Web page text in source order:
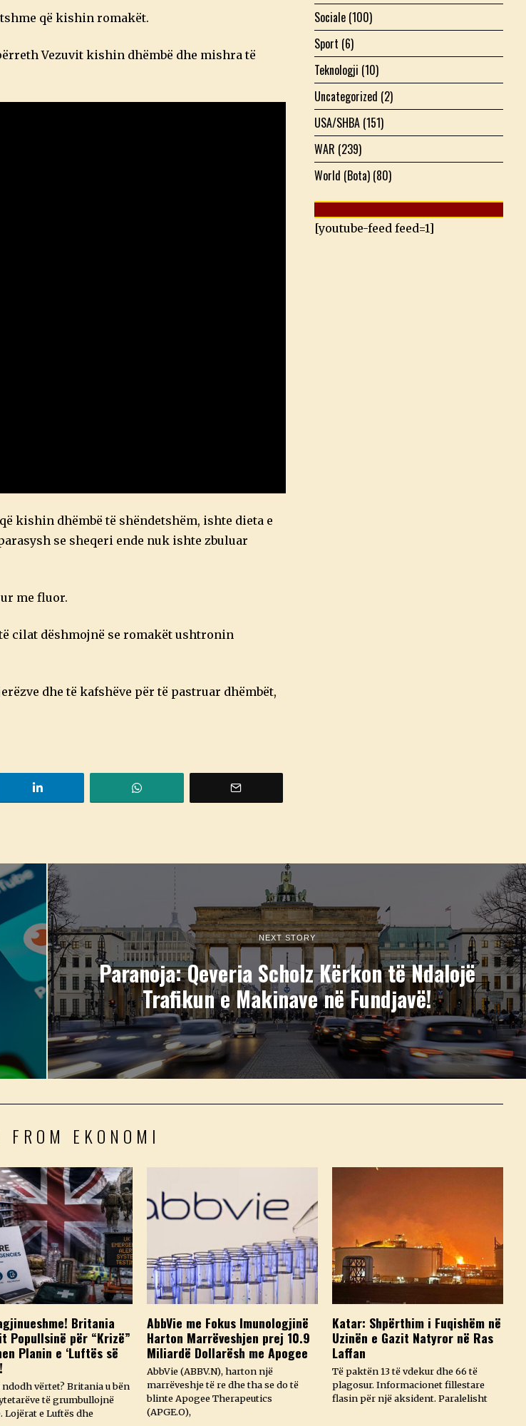
që kishin romakët.
Vezuvit kishin dhëmbë dhe mishra të
kishin dhëmbë të shëndetshëm, ishte dieta e
se sheqeri ende nuk ishte zbuluar
me fluor.
cilat dëshmojnë se romakët ushtronin
dhe të kafshëve për të pastruar dhëmbët,
Sociale (100)
Sport (6)
Teknologji (10)
Uncategorized (2)
USA/SHBA (151)
WAR (239)
World (Bota) (80)
[youtube-feed feed=1]
NEXT STORY
Paranoja: Qeveria Scholz Kërkon të Ndalojë
Trafikun e Makinave në Fundjavë!
FROM EKONOMI
Britania
Popullsinë për “Krizë”
Planin e ‘Luftës së
ndodh vërtet? Britania u bën
të grumbullojnë
Lojërat e Luftës dhe
AbbVie me Fokus Imunologjinë
Harton Marrëveshjen prej 10.9
Miliardë Dollarësh me Apogee
AbbVie (ABBV.N), harton një
marrëveshje të re dhe tha se do të
blinte Apogee Therapeutics
(APGE.O),
Katar: Shpërthim i Fuqishëm në
Uzinën e Gazit Natyror në Ras
Laffan
Të paktën 13 të vdekur dhe 66 të
plagosur. Informacionet fillestare
flasin për një aksident. Paralelisht